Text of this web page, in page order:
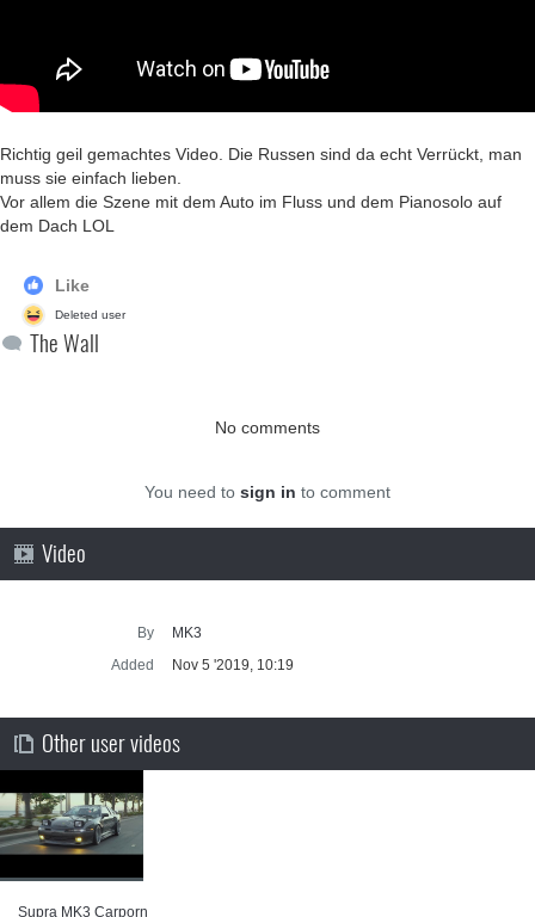
Richtig geil gemachtes Video. Die Russen sind da echt Verrückt, man
muss sie einfach lieben.
Vor allem die Szene mit dem Auto im Fluss und dem Pianosolo auf
dem Dach LOL
Like
Deleted user
The Wall
No comments
You need to sign in to comment
Video
By
MK3
Added
Nov 5 '2019, 10:19
Other user videos
Supra MK3 Carporn